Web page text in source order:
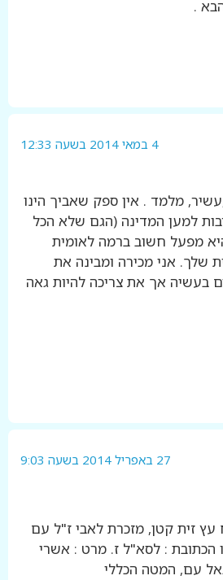
.
4 במאי 2014 בשעה 12:33
מלמד . אין ספק שאביך הינו
למען המדינה (הגם שלא הכל
מפעל חשוב ברמה לאומית
שלך. אני מכירה ומבינה את
בעשיה אך את צריכה להיות גאה
27 באפריל 2014 בשעה 9:03
עץ זית קטן, מזכרת לאבי ז"ל עם
הכתובת : לסא"ל ז. מרט : אשרי
עם, המטה הכללי